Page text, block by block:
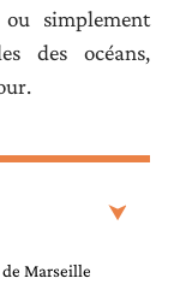
simplement
des océans,
Marseille